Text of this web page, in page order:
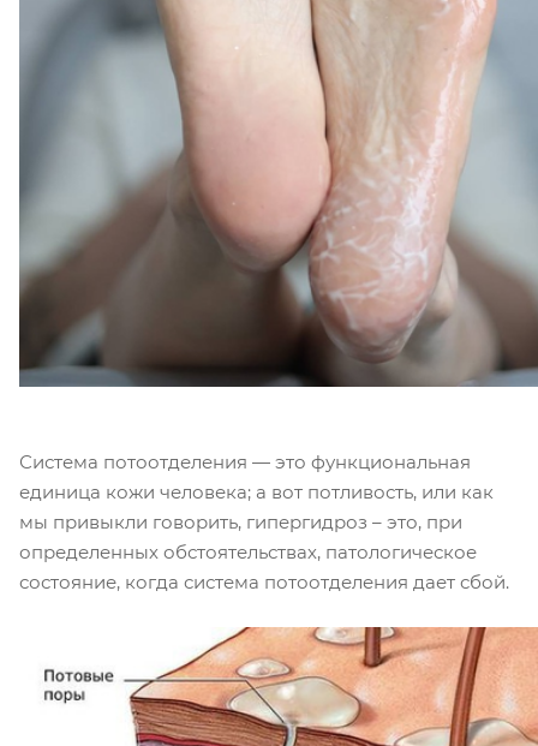
Система потоотделения — это функциональная
единица кожи человека; а вот потливость, или как
мы привыкли говорить, гипергидроз – это, при
определенных обстоятельствах, патологическое
состояние, когда система потоотделения дает сбой.